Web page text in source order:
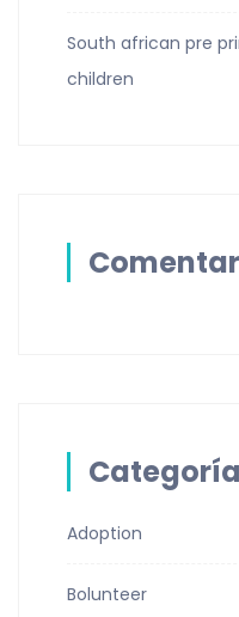
South african pre
children
Adoption
Bolunteer